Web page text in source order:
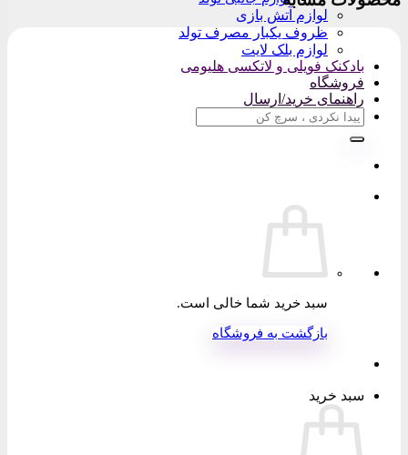
لوازم آتش بازی
ظروف یکبار مصرف تولد
لوازم بلک لایت
بادکنک فویلی و لاتکسی هلیومی
فروشگاه
راهنمای خرید/ارسال
جستجو
سبد خرید شما خالی است.
بازگشت به فروشگاه
سبد خرید